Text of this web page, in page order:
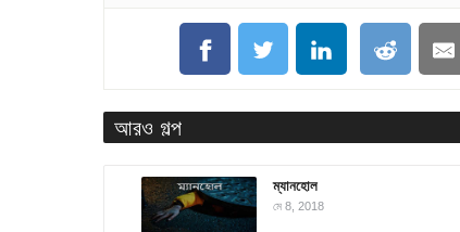
আরও গল্প
ম্যানহোল
মে 8, 2018